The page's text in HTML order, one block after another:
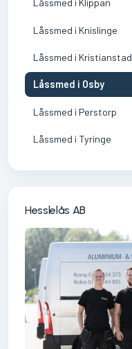
Låssmed i Klippan
Låssmed i Knislinge
Låssmed i Kristianstad
Låssmed i Osby
Låssmed i Perstorp
Låssmed i Tyringe
Hesslelås AB